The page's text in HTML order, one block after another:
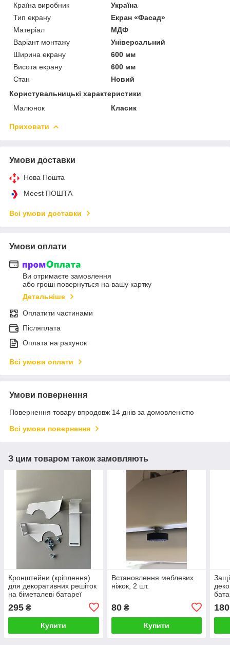
Країна виробник
Україна
Тип екрану
Екран «Фасад»
Матеріал
МДФ
Варіант монтажу
Універсальний
Ширина екрану
600 мм
Висота екрану
600 мм
Стан
Новий
Користувальницькі характеристики
Малюнок
Класик
Приховати
Умови доставки
Нова Пошта
Meest ПОШТА
Всі умови доставки
Умови оплати
Ви отримаєте замовлення
або гроші повернуться на вашу картку
Детальніше
Оплатити частинами
Післяплата
Оплата на рахунок
Всі умови оплати
Умови повернення
Повернення товару впродовж 14 днів за домовленістю
Всі умови повернення
З цим товаром також замовляють
Кронштейни (кріплення)
для декоративних решіток
на біметалеві батареї
295 ₴
Купити
Встановлення меблевих
ніжок, 2 шт.
80₴
Купити
180